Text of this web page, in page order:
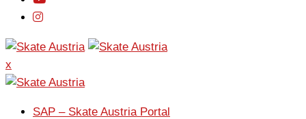
x
SAP – Skate Austria Portal